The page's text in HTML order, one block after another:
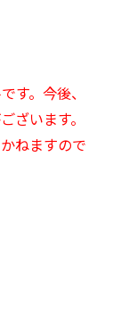
す。 今後、
ざいます。
ねますので